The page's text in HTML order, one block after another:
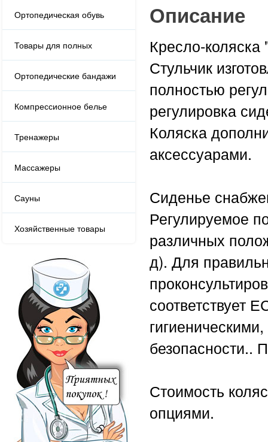
Ортопедическая обувь
Товары для полных
Ортопедические бандажи
Компрессионное белье
Тренажеры
Массажеры
Сауны
Хозяйственные товары
Описание
Кресло-
Стульчик
полностью
регулировка
Коляска
аксессуарами.
Сиденье
Регулируемое
различных
д). Для
соответствует
безопасности..
Стоимость
опциями.